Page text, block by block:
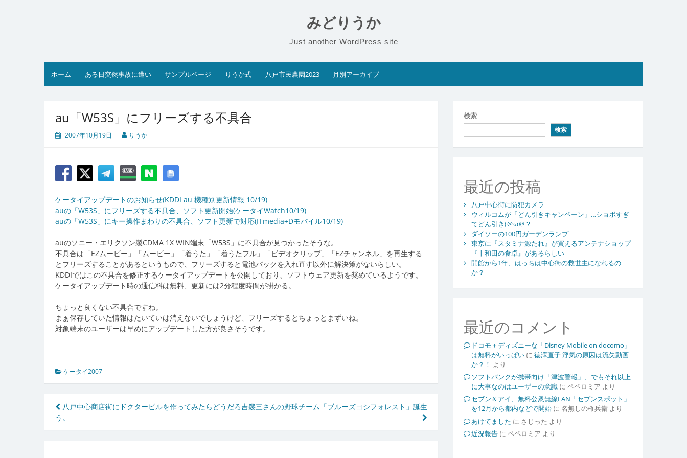
みどりうか
Just another WordPress site
ホーム ある日突然事故に遭い サンプルページ りうか式 八戸市民農園2023 月別アーカイブ
au「W53S」にフリーズする不具合
2007年10月19日 りうか
ケータイアップデートのお知らせ(KDDI au 機種別更新情報 10/19)
auの「W53S」にフリーズする不具合、ソフト更新開始(ケータイWatch10/19)
auの「W53S」にキー操作まわりの不具合、ソフト更新で対応(ITmedia+Dモバイル10/19)
auのソニー・エリクソン製CDMA 1X WIN端末「W53S」に不具合が見つかったそうな。
不具合は「EZムービー」「ムービー」「着うた」「着うたフル」「ビデオクリップ」「EZチャンネル」を再生する
とフリーズすることがあるというもので、フリーズすると電池パックを入れ直す以外に解決策がないらしい。
KDDIではこの不具合を修正するケータイアップデートを公開しており、ソフトウェア更新を奨めているようです。
ケータイアップデート時の通信料は無料、更新には2分程度時間が掛かる。
ちょっと良くない不具合ですね。
まぁ保存していた情報はたいていは消えないでしょうけど、フリーズするとちょっとまずいね。
対象端末のユーザーは早めにアップデートした方が良さそうです。
ケータイ2007
投
稿
八戸中心商店街にドクタービルを作ってみたらどうだろ
う。
吉幾三さんの野球チーム「ブルーズヨシフォレスト」誕生
検索
検索
最近の投稿
八戸中心街に防犯カメラ
ウィルコムが「どん引きキャンペーン」…ショボすぎ
てどん引き(＠ω＠？
ダイソーの100円ガーデンランプ
東京に『スタミナ源たれ』が買えるアンテナショップ
『十和田の食卓』があるらしい
開館から1年、はっちは中心街の救世主になれるの
か？
最近のコメント
ドコモ＋ディズニーな「Disney Mobile on docomo」
は無料がいっぱいに 徳澤直子 浮気の原因は流失動画
か？！ より
ソフトバンクが携帯向け「津波警報」、でもそれ以上
に大事なのはユーザーの意識に ペペロミア より
セブン＆アイ、無料公衆無線LAN「セブンスポット」
を12月から都内などで開始に 名無しの権兵衛より
あけてました に さじった より
近況報告に ペペロミア より